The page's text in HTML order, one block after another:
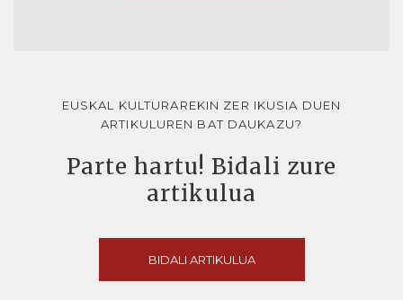
EUSKAL KULTURAREKIN ZER IKUSIA DUEN
ARTIKULUREN BAT DAUKAZU?
Parte hartu! Bidali zure
artikulua
BIDALI ARTIKULUA